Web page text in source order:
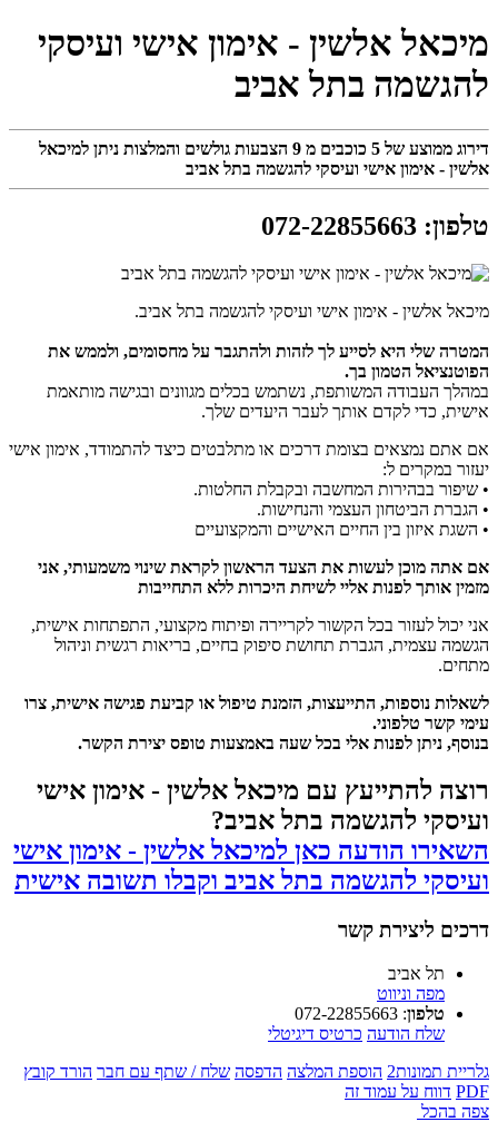
מיכאל אלשין - אימון אישי ועיסקי
להגשמה בתל אביב
דירוג ממוצע של 5 כוכבים מ 9 הצבעות גולשים והמלצות ניתן למיכאל
אלשין - אימון אישי ועיסקי להגשמה בתל אביב
טלפון:
072-22855663
מיכאל אלשין - אימון אישי ועיסקי להגשמה בתל אביב.
המטרה שלי היא לסייע לך לזהות ולהתגבר על מחסומים, ולממש את
הפוטנציאל הטמון בך.
במהלך העבודה המשותפת, נשתמש בכלים מגוונים ובגישה מותאמת
אישית, כדי לקדם אותך לעבר היעדים שלך.
אם אתם נמצאים בצומת דרכים או מתלבטים כיצד להתמודד, אימון אישי
יעזור במקרים ל:
• שיפור בבהירות המחשבה ובקבלת החלטות.
• הגברת הביטחון העצמי והנחישות.
• השגת איזון בין החיים האישיים והמקצועיים
אם אתה מוכן לעשות את הצעד הראשון לקראת שינוי משמעותי, אני
מזמין אותך לפנות אליי לשיחת היכרות ללא התחייבות
אני יכול לעזור בכל הקשור לקריירה ופיתוח מקצועי, התפתחות אישית,
הגשמה עצמית, הגברת תחושת סיפוק בחיים, בריאות רגשית וניהול
מתחים.
לשאלות נוספות, התייעצות, הזמנת טיפול או קביעת פגישה אישית, צרו
עימי קשר טלפוני.
בנוסף, ניתן לפנות אלי בכל שעה באמצעות טופס יצירת הקשר.
רוצה להתייעץ עם מיכאל אלשין - אימון אישי
ועיסקי להגשמה בתל אביב?
השאירו הודעה כאן למיכאל אלשין - אימון אישי
ועיסקי להגשמה בתל אביב וקבלו תשובה אישית
דרכים ליצירת קשר
תל אביב
מפה וניווט
טלפון:
072-22855663
שלח הודעה כרטיס דיגיטלי
גלריית תמונות2 הוספת המלצה הדפסה שלח / שתף עם חבר הורד קובץ
PDF דווח על עמוד זה
צפה בהכל